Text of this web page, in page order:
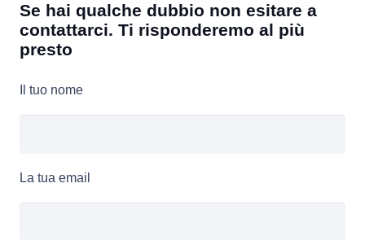
Se hai qualche dubbio non esitare a
contattarci. Ti risponderemo al più
presto
Il tuo nome
La tua email